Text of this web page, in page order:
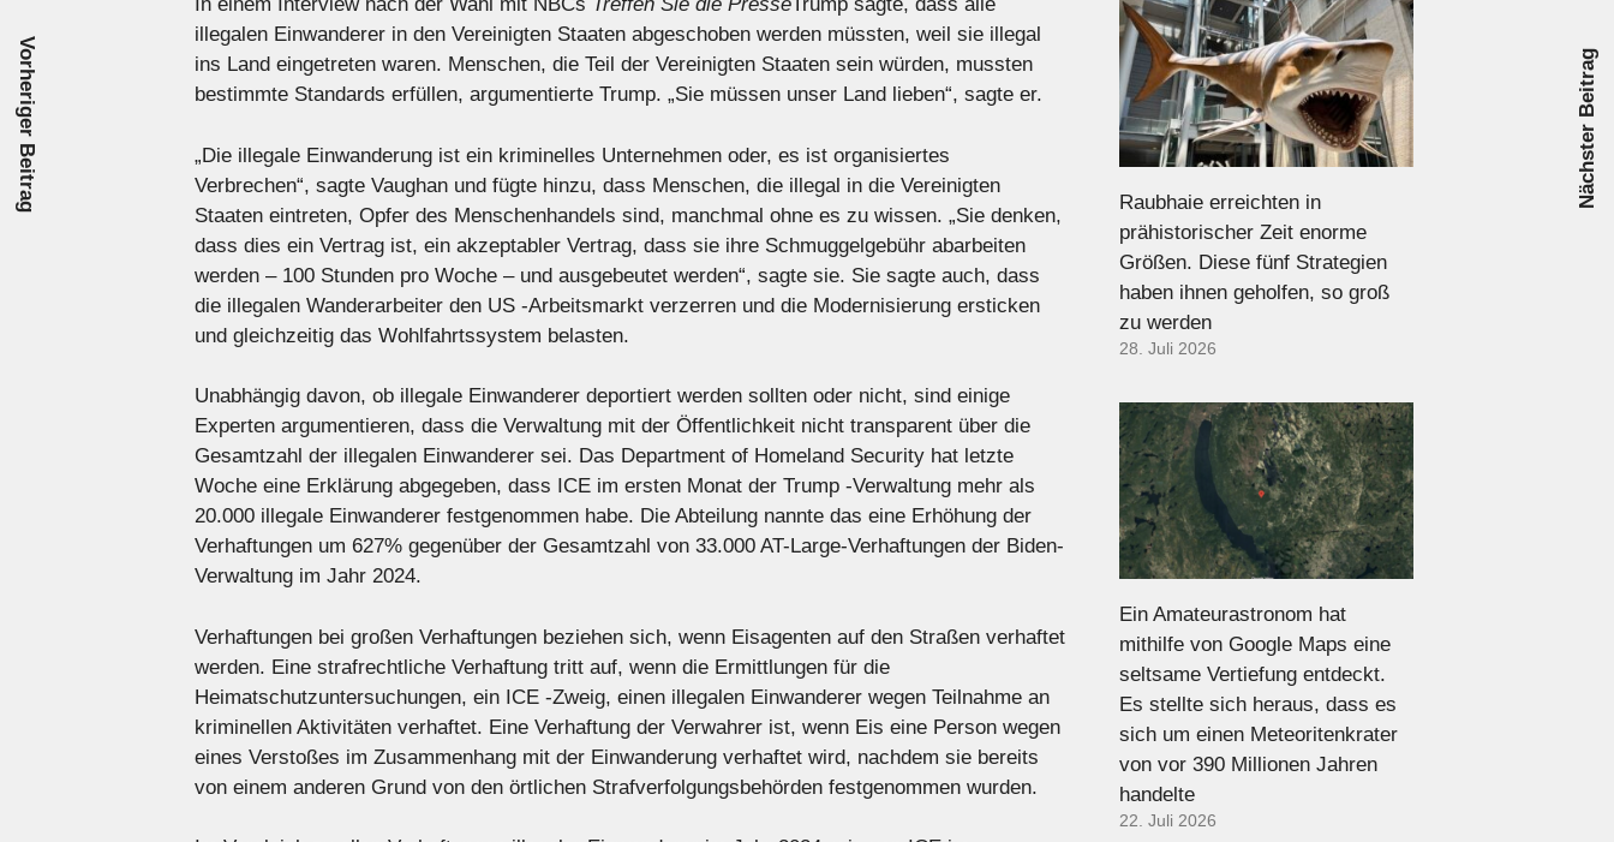
illegalen Einwanderer in den Vereinigten Staaten abgeschoben werden müssten, weil sie illegal
ins Land eingetreten waren. Menschen, die Teil der Vereinigten Staaten sein würden, mussten
bestimmte Standards erfüllen, argumentierte Trump. „Sie müssen unser Land lieben“, sagte er.
„Die illegale Einwanderung ist ein kriminelles Unternehmen oder, es ist organisiertes
Verbrechen“, sagte Vaughan und fügte hinzu, dass Menschen, die illegal in die Vereinigten
Staaten eintreten, Opfer des Menschenhandels sind, manchmal ohne es zu wissen. „Sie denken,
dass dies ein Vertrag ist, ein akzeptabler Vertrag, dass sie ihre Schmuggelgebühr abarbeiten
werden – 100 Stunden pro Woche – und ausgebeutet werden“, sagte sie. Sie sagte auch, dass
die illegalen Wanderarbeiter den US -Arbeitsmarkt verzerren und die Modernisierung ersticken
und gleichzeitig das Wohlfahrtssystem belasten.
Unabhängig davon, ob illegale Einwanderer deportiert werden sollten oder nicht, sind einige
Experten argumentieren, dass die Verwaltung mit der Öffentlichkeit nicht transparent über die
Gesamtzahl der illegalen Einwanderer sei. Das Department of Homeland Security hat letzte
Woche eine Erklärung abgegeben, dass ICE im ersten Monat der Trump -Verwaltung mehr als
20.000 illegale Einwanderer festgenommen habe. Die Abteilung nannte das eine Erhöhung der
Verhaftungen um 627% gegenüber der Gesamtzahl von 33.000 AT-Large-Verhaftungen der Biden-
Verwaltung im Jahr 2024.
Verhaftungen bei großen Verhaftungen beziehen sich, wenn Eisagenten auf den Straßen verhaftet
werden. Eine strafrechtliche Verhaftung tritt auf, wenn die Ermittlungen für die
Heimatschutzuntersuchungen, ein ICE -Zweig, einen illegalen Einwanderer wegen Teilnahme an
kriminellen Aktivitäten verhaftet. Eine Verhaftung der Verwahrer ist, wenn Eis eine Person wegen
eines Verstoßes im Zusammenhang mit der Einwanderung verhaftet wird, nachdem sie bereits
von einem anderen Grund von den örtlichen Strafverfolgungsbehörden festgenommen wurden.
Vorheriger Beitrag Nächster Beitrag
Raubhaie erreichten in
prähistorischer Zeit enorme
Größen. Diese fünf Strategien
haben ihnen geholfen, so groß
zu werden
28. Juli 2026
Ein Amateurastronom hat
mithilfe von Google Maps eine
seltsame Vertiefung entdeckt.
Es stellte sich heraus, dass es
sich um einen Meteoritenkrater
von vor 390 Millionen Jahren
handelte
22. Juli 2026